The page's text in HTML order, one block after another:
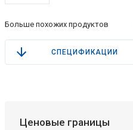
Больше похожих продуктов
СПЕЦИФИКАЦИИ
Ценовые границы